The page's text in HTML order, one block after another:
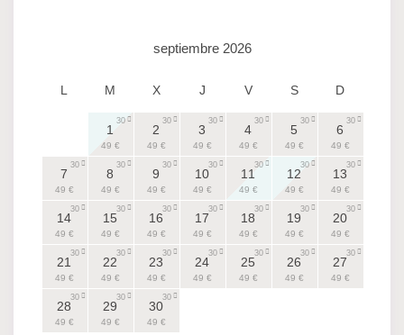
septiembre 2026
L M X J V S D
1
49 €
30
2
49 €
30
3
49 €
30
4
49 €
30
5
49 €
30
6
49 €
30
7
49 €
30
8
49 €
30
9
49 €
30
10
49 €
30
11
49 €
30
12
49 €
30
13
49 €
30
14
49 €
30
15
49 €
30
16
49 €
30
17
49 €
30
18
49 €
30
19
49 €
30
20
49 €
30
21
49 €
30
22
49 €
30
23
49 €
30
24
49 €
30
25
49 €
30
26
49 €
30
27
49 €
30
28
49 €
30
29
49 €
30
30
49 €
30